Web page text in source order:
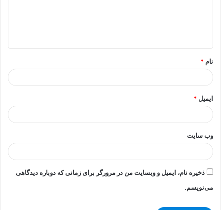
*
نام *
ایمیل *
وب‌ سایت
ذخیره نام، ایمیل و وبسایت من در مرورگر برای زمانی که دوباره دیدگاهی
می‌نویسم.